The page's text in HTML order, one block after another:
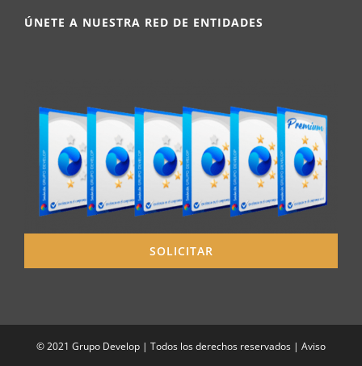
ÚNETE A NUESTRA RED DE ENTIDADES
SOLICITAR
© 2021 Grupo Develop | Todos los derechos reservados | Aviso